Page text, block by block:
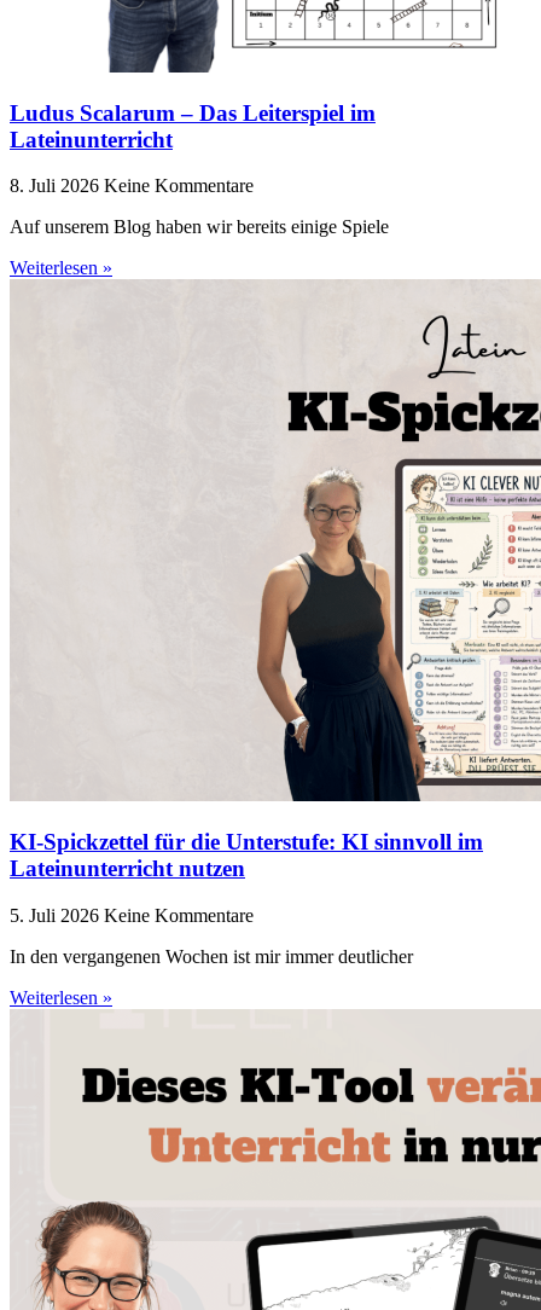
Ludus Scalarum – Das Leiterspiel im
Lateinunterricht
8. Juli 2026 Keine Kommentare
Auf unserem Blog haben wir bereits einige Spiele
Weiterlesen »
KI-Spickzettel für die Unterstufe: KI sinnvoll im
Lateinunterricht nutzen
5. Juli 2026 Keine Kommentare
In den vergangenen Wochen ist mir immer deutlicher
Weiterlesen »